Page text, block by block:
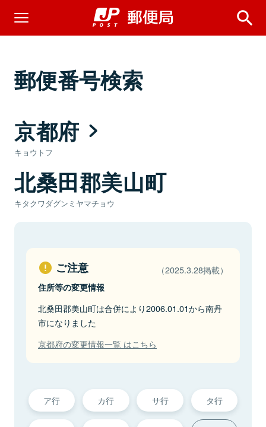
郵便番号検索
京都府
キョウトフ
北桑田郡美山町
キタクワダグンミヤマチョウ
ご注意 （2025.3.28掲載）
住所等の変更情報
北桑田郡美山町は合併により2006.01.01から南丹
市になりました
京都府の変更情報一覧 はこちら
ア行 カ行 サ行 タ行